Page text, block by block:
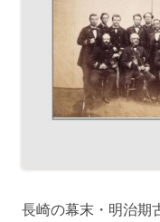
長崎の幕末・明治